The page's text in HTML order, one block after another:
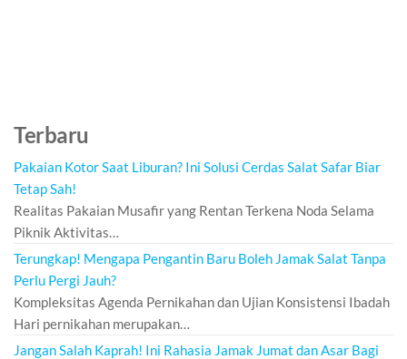
Terbaru
Pakaian Kotor Saat Liburan? Ini Solusi Cerdas Salat Safar Biar
Tetap Sah!
Realitas Pakaian Musafir yang Rentan Terkena Noda Selama
Piknik Aktivitas…
Terungkap! Mengapa Pengantin Baru Boleh Jamak Salat Tanpa
Perlu Pergi Jauh?
Kompleksitas Agenda Pernikahan dan Ujian Konsistensi Ibadah
Hari pernikahan merupakan…
Jangan Salah Kaprah! Ini Rahasia Jamak Jumat dan Asar Bagi